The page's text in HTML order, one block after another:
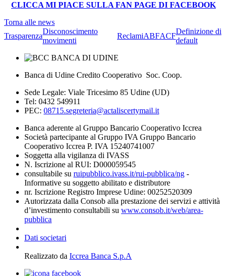
CLICCA MI PIACE SULLA FAN PAGE DI FACEBOOK
Torna alle news
Trasparenza
Disconoscimento
movimenti
ReclamiABFACF
Definizione di
default
Banca di Udine Credito Cooperativo Soc. Coop.
Sede Legale: Viale Tricesimo 85 Udine (UD)
Tel: 0432 549911
PEC: 08715.segreteria@actaliscertymail.it
Banca aderente al Gruppo Bancario Cooperativo Iccrea
Società partecipante al Gruppo IVA Gruppo Bancario
Cooperativo Iccrea P. IVA 15240741007
Soggetta alla vigilanza di IVASS
N. Iscrizione al RUI: D000059545
consultabile su ruipubblico.ivass.it/rui-pubblica/ng -
Informative su soggetto abilitato e distributore
nr. Iscrizione Registro Imprese Udine: 00252520309
Autorizzata dalla Consob alla prestazione dei servizi e attività
d’investimento consultabili su www.consob.it/web/area-
pubblica
Dati societari
Realizzato da Iccrea Banca S.p.A